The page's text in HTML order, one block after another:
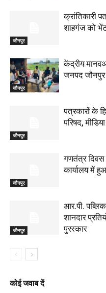
जौनपुर
क्रांतिकारी
शाहगंज को
जौनपुर
केंद्रीय
जनपद जौनपुर
जौनपुर
पत्रकारों के
परिषद,
जौनपुर
गणतंत्र दिवस
कार्यालय में
जौनपुर
आर.पी.
शानदार
पुरस्कार
कोई जवाब दें